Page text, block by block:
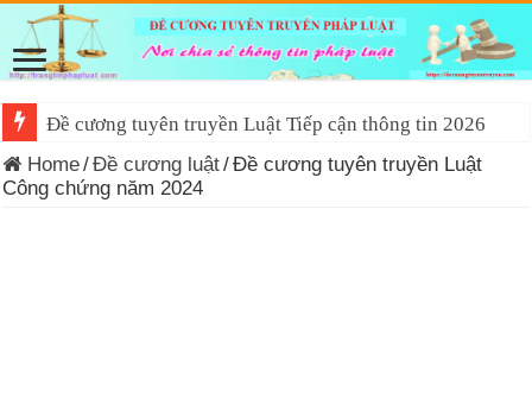
Đề cương tuyên truyền Luật Tiếp cận thông tin 2026
Home/Đề cương luật/Đề cương tuyên truyền Luật
Công chứng năm 2024